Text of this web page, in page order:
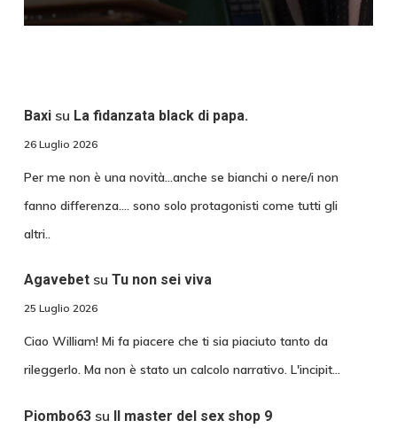
Baxisu La fidanzata black di papa.
26 Luglio 2026
Per me non è una novità...anche se bianchi o nere/i non
fanno differenza.... sono solo protagonisti come tutti gli
altri..
Agavebetsu Tu non sei viva
25 Luglio 2026
Ciao William! Mi fa piacere che ti sia piaciuto tanto da
rileggerlo. Ma non è stato un calcolo narrativo. L'incipit…
Piombo63su Il master del sex shop 9